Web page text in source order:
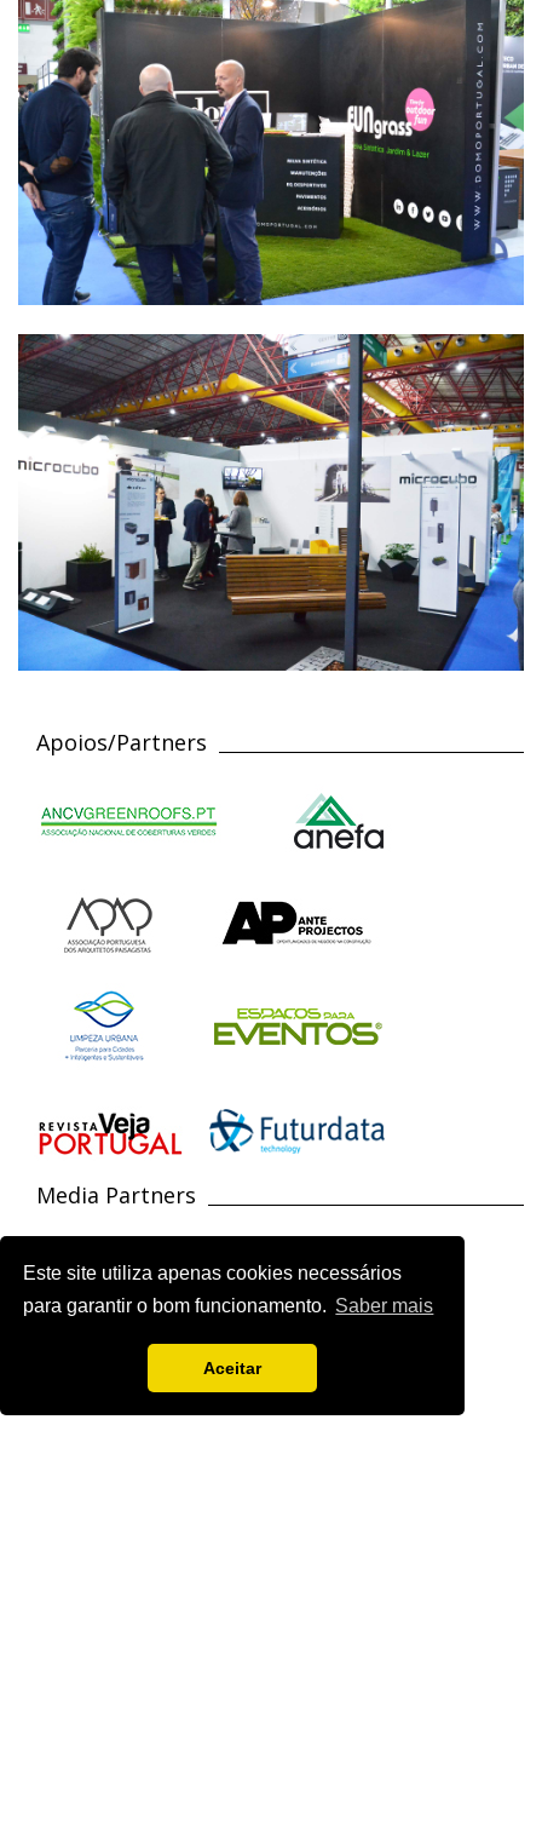
Este site utiliza apenas cookies necessários
para garantir o bom funcionamento. Saber mais
Aceitar
Apoios/Partners
Media Partners